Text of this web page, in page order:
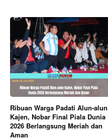
Ribuan Warga Padati Alun-alun
Kajen, Nobar Final Piala Dunia
2026 Berlangsung Meriah dan
Aman